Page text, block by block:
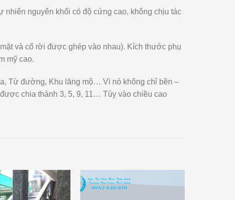
nhiên nguyên khối có độ cứng cao, không chịu tác
và cổ rời được ghép vào nhau). Kích thước phụ
mỹ cao.
Từ đường, Khu lăng mộ… Vì nó không chỉ bền –
chia thành 3, 5, 9, 11… Tùy vào chiều cao